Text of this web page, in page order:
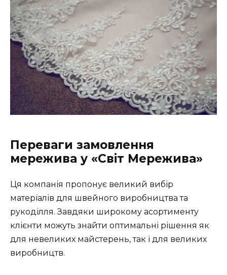
Переваги замовлення
мережива у «Світ Мережива»
Ця компанія пропонує великий вибір
матеріалів для швейного виробництва та
рукоділля. Завдяки широкому асортименту
клієнти можуть знайти оптимальні рішення як
для невеликих майстерень, так і для великих
виробництв.